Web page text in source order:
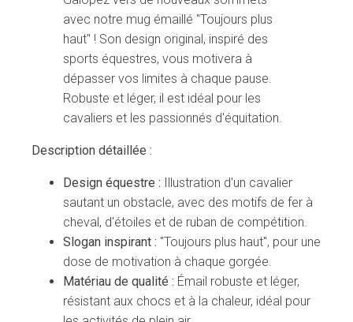
avec notre mug émaillé "Toujours plus
haut" ! Son design original, inspiré des
sports équestres, vous motivera à
dépasser vos limites à chaque pause.
Robuste et léger, il est idéal pour les
cavaliers et les passionnés d'équitation.
Description détaillée :
Design équestre : Illustration d'un cavalier
sautant un obstacle, avec des motifs de fer à
cheval, d'étoiles et de ruban de compétition.
Slogan inspirant : "Toujours plus haut", pour une
dose de motivation à chaque gorgée.
Matériau de qualité : Émail robuste et léger,
résistant aux chocs et à la chaleur, idéal pour